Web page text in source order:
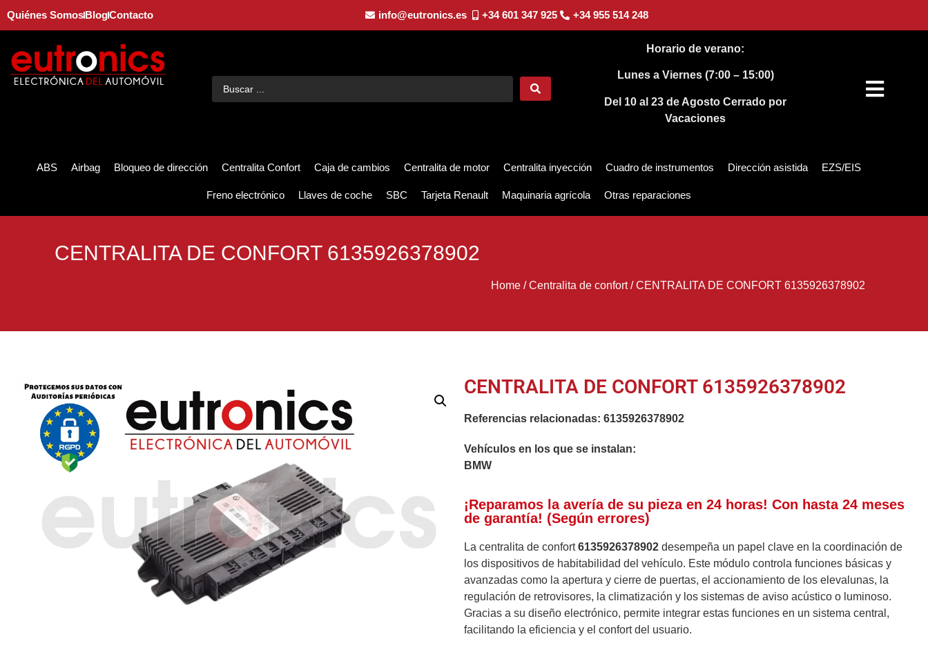
Quiénes SomosBlogContacto info@eutronics.es +34 601 347 925 +34 955 514 248
Horario de verano:
Lunes a Viernes (7:00 – 15:00)
Del 10 al 23 de AgostoCerrado por
Vacaciones
ABS Airbag Bloqueo de dirección Centralita Confort Caja de cambios Centralita de motor Centralita inyección Cuadro de instrumentos Dirección asistida EZS/EIS
Freno electrónico Llaves de coche SBC Tarjeta Renault Maquinaria agrícola Otras reparaciones
CENTRALITA DE CONFORT 6135926378902
Home/Centralita de confort/CENTRALITA DE CONFORT 6135926378902
CENTRALITA DE CONFORT 6135926378902
Referencias relacionadas: 6135926378902
Vehículos en los que se instalan:
BMW
¡Reparamos la avería de su pieza en 24 horas! Con hasta 24 meses
de garantía! (Según errores)
La centralita de confort6135926378902 desempeña un papel clave en la coordinación de
los dispositivos de habitabilidad del vehículo. Este módulo controla funciones básicas y
avanzadas como la apertura y cierre de puertas, el accionamiento de los elevalunas, la
regulación de retrovisores, la climatización y los sistemas de aviso acústico o luminoso.
Gracias a su diseño electrónico, permite integrar estas funciones en un sistema central,
facilitando la eficiencia y el confort del usuario.